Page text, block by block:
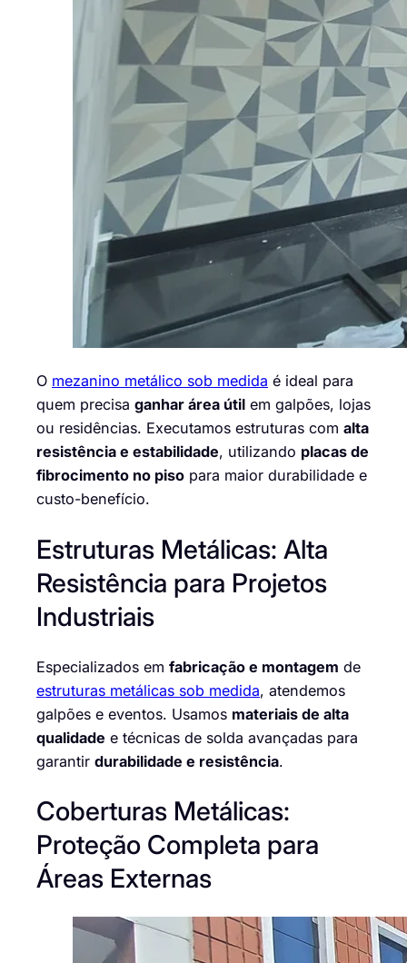
O mezanino metálico sob medida é ideal para
quem precisa ganhar área útil em galpões, lojas
ou residências. Executamos estruturas com alta
resistência e estabilidade, utilizando placas de
fibrocimento no piso para maior durabilidade e
custo-benefício.
Estruturas Metálicas: Alta
Resistência para Projetos
Industriais
Especializados em fabricação e montagem de
estruturas metálicas sob medida, atendemos
galpões e eventos. Usamos materiais de alta
qualidade e técnicas de solda avançadas para
garantir durabilidade e resistência.
Coberturas Metálicas:
Proteção Completa para
Áreas Externas